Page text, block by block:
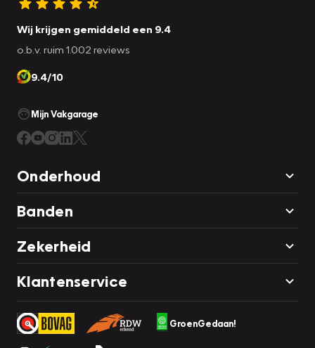
Wij krijgen gemiddeld een 9.4
o.b.v. ruim 1.002 reviews
9.4/10
Mijn Vakgarage
Onderhoud
Banden
Zekerheid
Klantenservice
GroenGedaan!